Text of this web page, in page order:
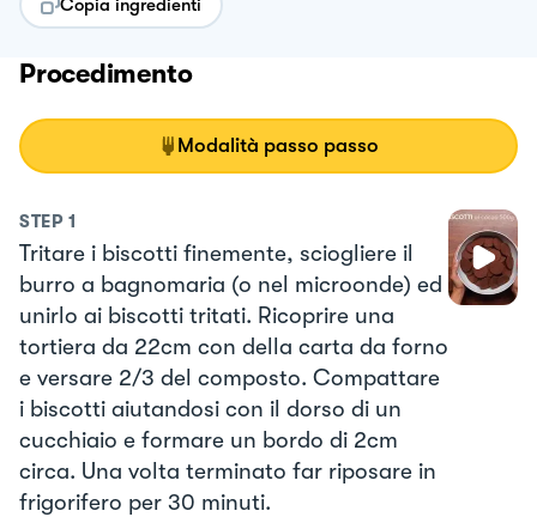
Copia ingredienti
Procedimento
Modalità passo passo
STEP 1
Tritare i biscotti finemente, sciogliere il
burro a bagnomaria (o nel microonde) ed
unirlo ai biscotti tritati. Ricoprire una
tortiera da 22cm con della carta da forno
e versare 2/3 del composto. Compattare
i biscotti aiutandosi con il dorso di un
cucchiaio e formare un bordo di 2cm
circa. Una volta terminato far riposare in
frigorifero per 30 minuti.